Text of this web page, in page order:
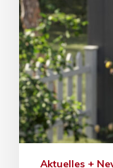
Aktuelles +